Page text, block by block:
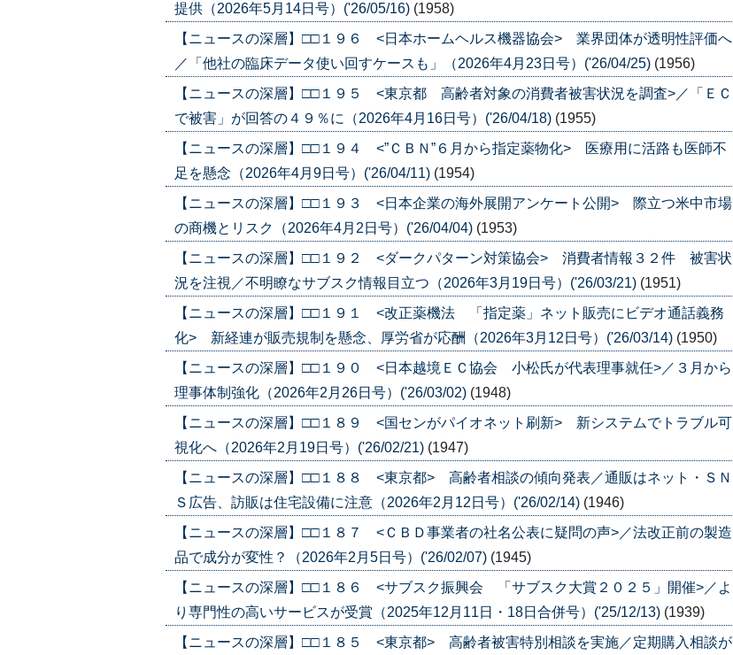
提供（2026年5月14日号）('26/05/16) (1958)
【ニュースの深層】□□１９６ <日本ホームヘルス機器協会> 業界団体が透明性評価へ
／「他社の臨床データ使い回すケースも」（2026年4月23日号）('26/04/25) (1956)
【ニュースの深層】□□１９５ <東京都 高齢者対象の消費者被害状況を調査>／「ＥＣ
で被害」が回答の４９％に（2026年4月16日号）('26/04/18) (1955)
【ニュースの深層】□□１９４ <”ＣＢＮ”６月から指定薬物化> 医療用に活路も医師不
足を懸念（2026年4月9日号）('26/04/11) (1954)
【ニュースの深層】□□１９３ <日本企業の海外展開アンケート公開> 際立つ米中市場
の商機とリスク（2026年4月2日号）('26/04/04) (1953)
【ニュースの深層】□□１９２ <ダークパターン対策協会> 消費者情報３２件 被害状
況を注視／不明瞭なサブスク情報目立つ（2026年3月19日号）('26/03/21) (1951)
【ニュースの深層】□□１９１ <改正薬機法 「指定薬」ネット販売にビデオ通話義務
化> 新経連が販売規制を懸念、厚労省が応酬（2026年3月12日号）('26/03/14) (1950)
【ニュースの深層】□□１９０ <日本越境ＥＣ協会 小松氏が代表理事就任>／３月から
理事体制強化（2026年2月26日号）('26/03/02) (1948)
【ニュースの深層】□□１８９ <国センがパイオネット刷新> 新システムでトラブル可
視化へ（2026年2月19日号）('26/02/21) (1947)
【ニュースの深層】□□１８８ <東京都> 高齢者相談の傾向発表／通販はネット・ＳＮ
Ｓ広告、訪販は住宅設備に注意（2026年2月12日号）('26/02/14) (1946)
【ニュースの深層】□□１８７ <ＣＢＤ事業者の社名公表に疑問の声>／法改正前の製造
品で成分が変性？（2026年2月5日号）('26/02/07) (1945)
【ニュースの深層】□□１８６ <サブスク振興会 「サブスク大賞２０２５」開催>／よ
り専門性の高いサービスが受賞（2025年12月11日・18日合併号）('25/12/13) (1939)
【ニュースの深層】□□１８５ <東京都> 高齢者被害特別相談を実施／定期購入相談が